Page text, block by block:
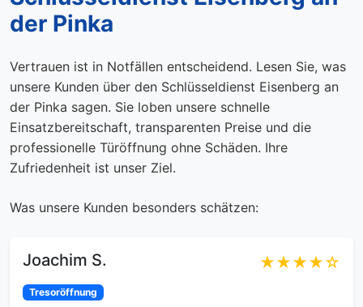
der Pinka
Vertrauen ist in Notfällen entscheidend. Lesen Sie, was
unsere Kunden über den Schlüsseldienst Eisenberg an
der Pinka sagen. Sie loben unsere schnelle
Einsatzbereitschaft, transparenten Preise und die
professionelle Türöffnung ohne Schäden. Ihre
Zufriedenheit ist unser Ziel.
Was unsere Kunden besonders schätzen:
Joachim S. ★★★★☆
Tresoröffnung